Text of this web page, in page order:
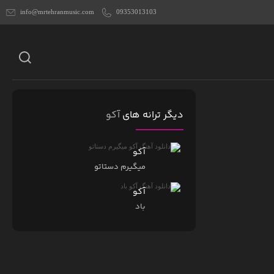
info@mrtehranmusic.com 09353013103
دیگر ترانه هایآکو
آکو
میگیرم دستاتو
آکو
باد